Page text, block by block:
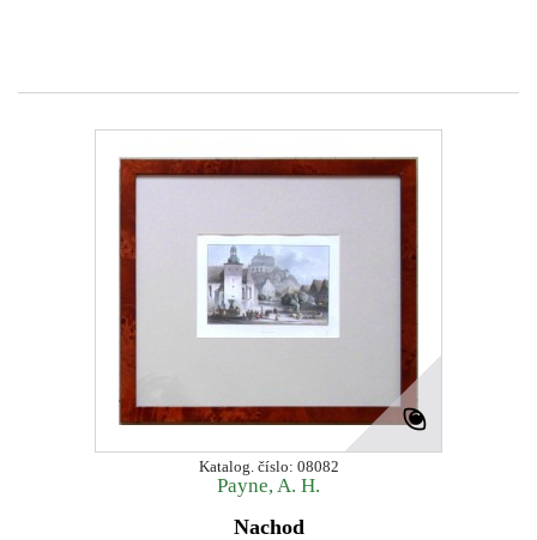
Katalog. číslo: 08082
Payne, A. H.
Nachod